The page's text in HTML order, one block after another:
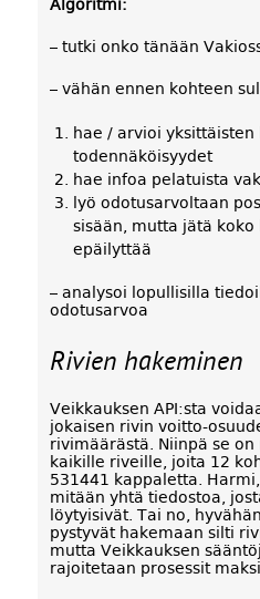
Algoritmi:
– tutki onko tänään
– vähän ennen kohteen
hae / arvioi yksittäisten
todennäköisyydet
hae infoa pelatuista
lyö odotusarvoltaan
sisään, mutta jätä
epäilyttää
– analysoi lopullisilla
odotusarvoa
Rivien hakeminen
Veikkauksen API:sta
jokaisen rivin voitto-
rivimäärästä. Niinpä se
kaikille riveille, joita 12
531441 kappaletta.
mitään yhtä tiedostoa,
löytyisivät. Tai no,
pystyvät hakemaan silti
mutta Veikkauksen
rajoitetaan prosessit